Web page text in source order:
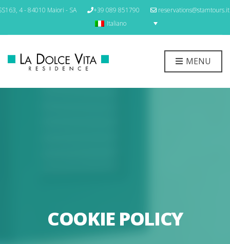
4 - 84010 Maiori - SA +39 089 851790
reservations@stamtours.it
Italiano
MENU
COOKIE POLICY